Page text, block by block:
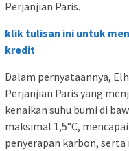
Perjanjian Paris.
klik tulisan ini untuk
kredit
Dalam pernyataannya,
Perjanjian Paris yang
kenaikan suhu bumi di
maksimal 1,5°C,
penyerapan karbon,